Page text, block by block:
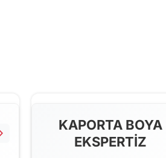
KAPORTA BOYA
EKSPERTİZ